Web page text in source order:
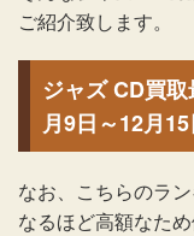
ご紹介致します。
ジャズ CD買
月9日～12月15
なお、こちらのラ
なるほど高額なた